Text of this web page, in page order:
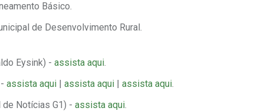
Básico.
de Desenvolvimento Rural.
Eysink) - assista aqui.
assista aqui | assista aqui | assista aqui.
Notícias G1) - assista aqui.